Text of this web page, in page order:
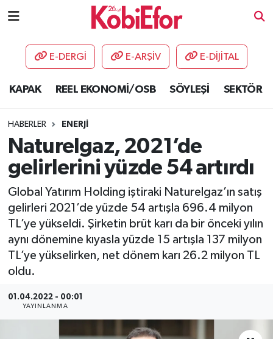
E-DERGİ E-ARŞİV E-DİJİTAL
KAPAK REEL EKONOMİ/OSB SÖYLEŞİ SEKTÖR
HABERLER ENERJİ
Naturelgaz, 2021’de
gelirlerini yüzde 54 artırdı
Global Yatırım Holding iştiraki Naturelgaz’ın satış
gelirleri 2021’de yüzde 54 artışla 696.4 milyon
TL’ye yükseldi. Şirketin brüt karı da bir önceki yılın
aynı dönemine kıyasla yüzde 15 artışla 137 milyon
TL’ye yükselirken, net dönem karı 26.2 milyon TL
oldu.
01.04.2022 - 00:01
YAYINLANMA
AKADEMİ
DESTEK-TEŞVİK
ETKİNLİK
GÜNCEL
HABERLER
KAPAK
OSB
SEKTÖR